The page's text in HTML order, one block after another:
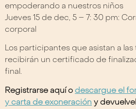
empoderando a nuestros niños
Jueves 15 de dec, 5 – 7: 30 pm:
corporal
Los participantes que asistan a las
recibirán un certificado de
final.
Registrarse aquí o descargue el
y carta de exoneración y